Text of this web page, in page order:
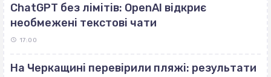
ChatGPT без лімітів: OpenAI відкриє
необмежені текстові чати
17:00
На Черкащині перевірили пляжі: результати